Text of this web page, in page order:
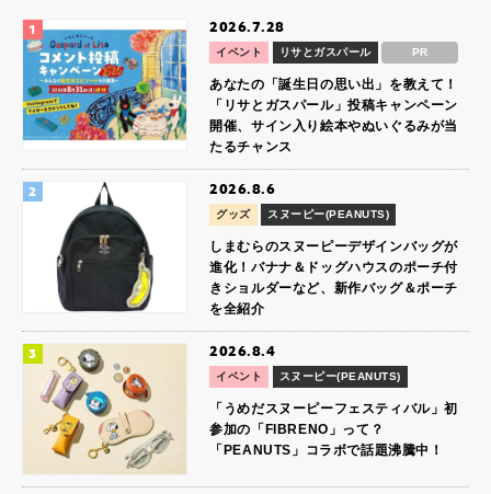
2026.7.28
イベント リサとガスパール PR
あなたの「誕生日の思い出」を教えて！
「リサとガスパール」投稿キャンペーン
開催、サイン入り絵本やぬいぐるみが当
たるチャンス
2026.8.6
グッズ スヌーピー(PEANUTS)
しまむらのスヌーピーデザインバッグが
進化！バナナ＆ドッグハウスのポーチ付
きショルダーなど、新作バッグ＆ポーチ
を全紹介
2026.8.4
イベント スヌーピー(PEANUTS)
「うめだスヌーピーフェスティバル」初
参加の「FIBRENO」って？
「PEANUTS」コラボで話題沸騰中！